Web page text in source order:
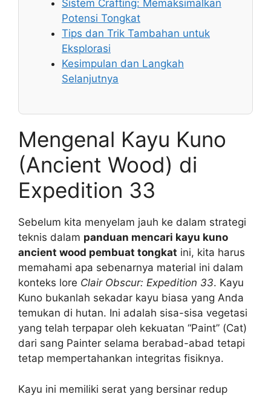
Sistem Crafting: Memaksimalkan
Potensi Tongkat
Tips dan Trik Tambahan untuk
Eksplorasi
Kesimpulan dan Langkah
Selanjutnya
Mengenal Kayu Kuno
(Ancient Wood) di
Expedition 33
Sebelum kita menyelam jauh ke dalam strategi
teknis dalam panduan mencari kayu kuno
ancient wood pembuat tongkat ini, kita harus
memahami apa sebenarnya material ini dalam
konteks lore Clair Obscur: Expedition 33. Kayu
Kuno bukanlah sekadar kayu biasa yang Anda
temukan di hutan. Ini adalah sisa-sisa vegetasi
yang telah terpapar oleh kekuatan “Paint” (Cat)
dari sang Painter selama berabad-abad tetapi
tetap mempertahankan integritas fisiknya.
Kayu ini memiliki serat yang bersinar redup